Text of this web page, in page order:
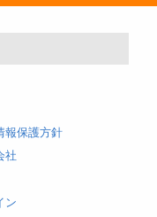
報保護方針
社
ン